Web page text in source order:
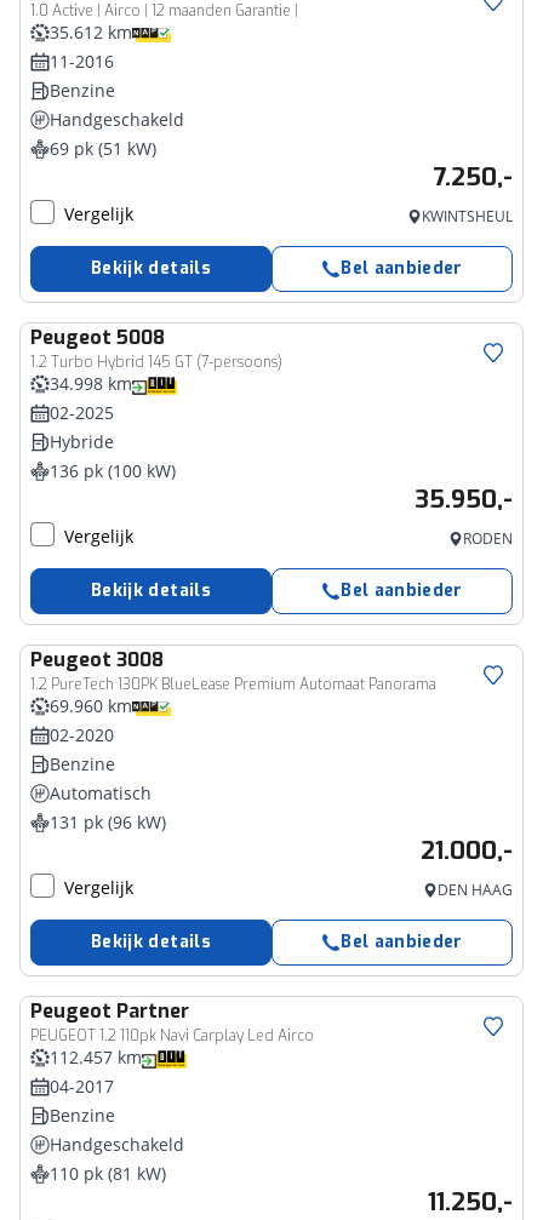
1.0 Active | Airco | 12 maanden Garantie |
35.612 km
11-2016
Benzine
Handgeschakeld
69 pk (51 kW)
7.250,-
Vergelijk KWINTSHEUL
Bekijk details Bel aanbieder
Peugeot 5008
1.2 Turbo Hybrid 145 GT (7-persoons)
34.998 km
02-2025
Hybride
136 pk (100 kW)
35.950,-
Vergelijk RODEN
Bekijk details Bel aanbieder
Peugeot 3008
1.2 PureTech 130PK BlueLease Premium Automaat Panorama
69.960 km
02-2020
Benzine
Automatisch
131 pk (96 kW)
21.000,-
Vergelijk DEN HAAG
Bekijk details Bel aanbieder
Peugeot Partner
PEUGEOT 1.2 110pk Navi Carplay Led Airco
112.457 km
04-2017
Benzine
Handgeschakeld
110 pk (81 kW)
11.250,-